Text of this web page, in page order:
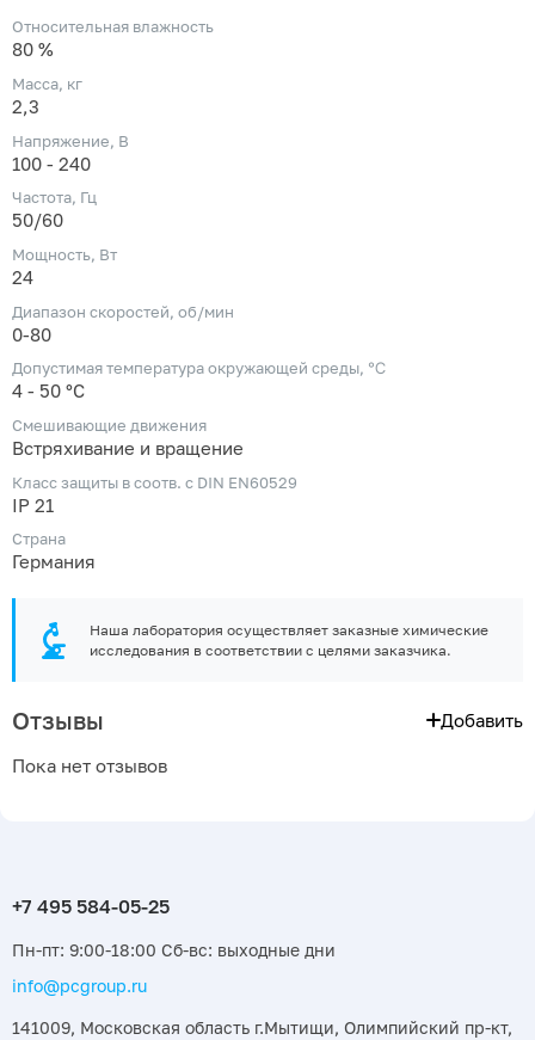
Относительная влажность
80 %
Масса, кг
2,3
Напряжение, В
100 - 240
Частота, Гц
50/60
Мощность, Вт
24
Диапазон скоростей, об/мин
0-80
Допустимая температура окружающей среды, ℃
4 - 50 °C
Смешивающие движения
Встряхивание и вращение
Класс защиты в соотв. с DIN EN60529
IP 21
Страна
Германия
Наша лаборатория осуществляет заказные химические
исследования в соответствии с целями заказчика.
Отзывы Добавить
Пока нет отзывов
Пн-пт: 9:00-18:00 Сб-вс: выходные дни
info@pcgroup.ru
141009, Московская область г.Мытищи, Олимпийский пр-кт,